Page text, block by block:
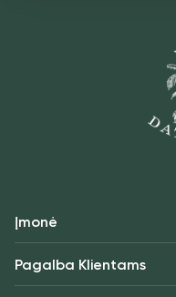
Įmonė
Pagalba Klientams